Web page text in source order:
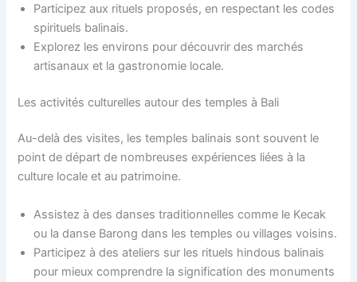
Participez aux rituels proposés, en respectant les codes
spirituels balinais.
Explorez les environs pour découvrir des marchés
artisanaux et la gastronomie locale.
Les activités culturelles autour des temples à Bali
Au-delà des visites, les temples balinais sont souvent le
point de départ de nombreuses expériences liées à la
culture locale et au patrimoine.
Assistez à des danses traditionnelles comme le Kecak
ou la danse Barong dans les temples ou villages voisins.
Participez à des ateliers sur les rituels hindous balinais
pour mieux comprendre la signification des monuments